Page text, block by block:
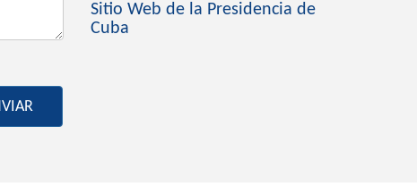
Sitio Web de la Presidencia de
Cuba